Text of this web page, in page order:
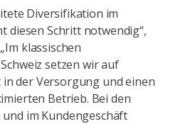
Diversifikation im
diesen Schritt notwendig“,
klassischen
setzen wir auf
der Versorgung und einen
Betrieb. Bei den
im Kundengeschäft